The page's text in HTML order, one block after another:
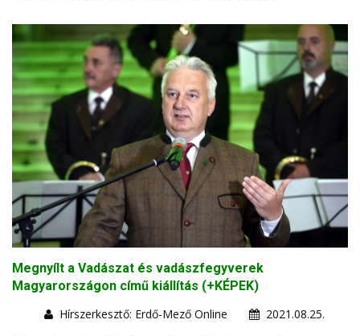
Megnyílt a Vadászat és vadászfegyverek
Magyarországon című kiállítás (+KÉPEK)
Hírszerkesztő: Erdő-Mező Online
2021.08.25.